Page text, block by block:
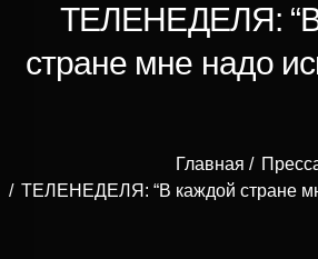
ТЕЛЕНЕДЕЛЯ:
стране мне надо
Главная
ТЕЛЕНЕДЕЛЯ: “В каждой стране